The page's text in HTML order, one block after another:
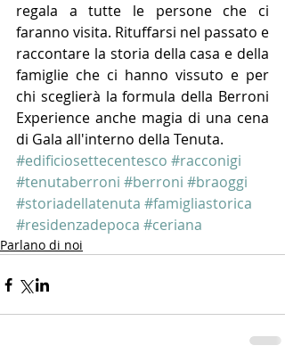
regala a tutte le per­sone che ci
faranno visita. Rituf­farsi nel passato e
raccontare la storia della casa e della
famiglie che ci hanno vissuto e per
chi sceglierà la formula della Berro­ni
Experience anche magia di una cena
di Gala all'interno del­la Tenuta.
#edificiosettecentesco #racconigi
#tenutaberroni #berroni #braoggi
#storiadellatenuta #famigliastorica
#residenzadepoca #ceriana
Parlano di noi